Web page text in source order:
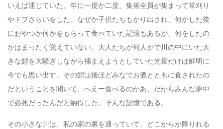
いえば通じていた。年に一度か二度、集落全員が集まって草刈り
やドブさらいをした。なぜか子供たちもかり出され、何かした後
におやつか何かをもらって食べていた記憶もあるが、何をしたの
かはまったく覚えていない。大人たちが何人かで川の中にいた大
きな鯉を大騒ぎしながら捕まえようとしていた光景だけは鮮明に
今でも思い出す。その鯉は後ほどみなでお酒とともに食されたの
だということを聞いて、へえー食べるのかあ、だからみんな夢中
で必死だったんだと納得した。そんな記憶である。
その小さな川は、私の家の裏を通っていて、どこからか降りれる